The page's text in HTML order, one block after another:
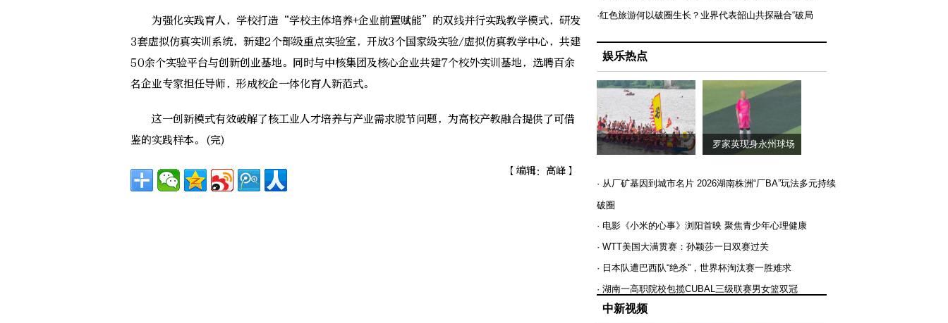
为强化实践育人，学校打造“学校主体培养+企业前置赋能”的双线并行实践教学模式，研发
3套虚拟仿真实训系统，新建2个部级重点实验室，开放3个国家级实验/虚拟仿真教学中心，共建
50余个实验平台与创新创业基地。同时与中核集团及核心企业共建7个校外实训基地，选聘百余
名企业专家担任导师，形成校企一体化育人新范式。
这一创新模式有效破解了核工业人才培养与产业需求脱节问题，为高校产教融合提供了可借
鉴的实践样本。(完)
【编辑：高峰】
·红色旅游何以破圈生长？业界代表韶山共探融合“破局
娱乐热点
罗家英现身永州球场
· 从厂矿基因到城市名片 2026湖南株洲“厂BA”玩法多元持续
破圈
· 电影《小米的心事》浏阳首映 聚焦青少年心理健康
· WTT美国大满贯赛：孙颖莎一日双赛过关
· 日本队遭巴西队“绝杀”，世界杯淘汰赛一胜难求
· 湖南一高职院校包揽CUBAL三级联赛男女篮双冠
中新视频